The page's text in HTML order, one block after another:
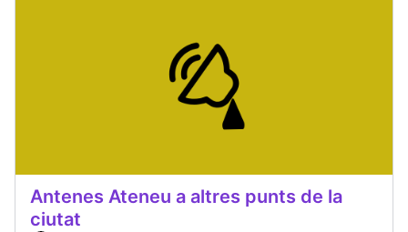
Antenes Ateneu a altres punts de la
ciutat